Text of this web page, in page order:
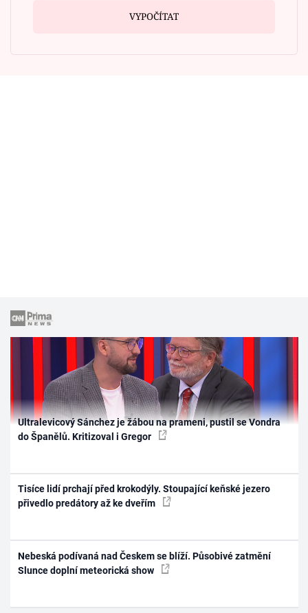
VYPOČÍTAT
Ultralevicový Sánchez je žábou na prameni, pustil se Vondra
do Španělů. Kritizoval i Gregor
Tisíce lidí prchají před krokodýly. Stoupající keňské jezero
přivedlo predátory až ke dveřím
Nebeská podívaná nad Českem se blíží. Působivé zatmění
Slunce doplní meteorická show